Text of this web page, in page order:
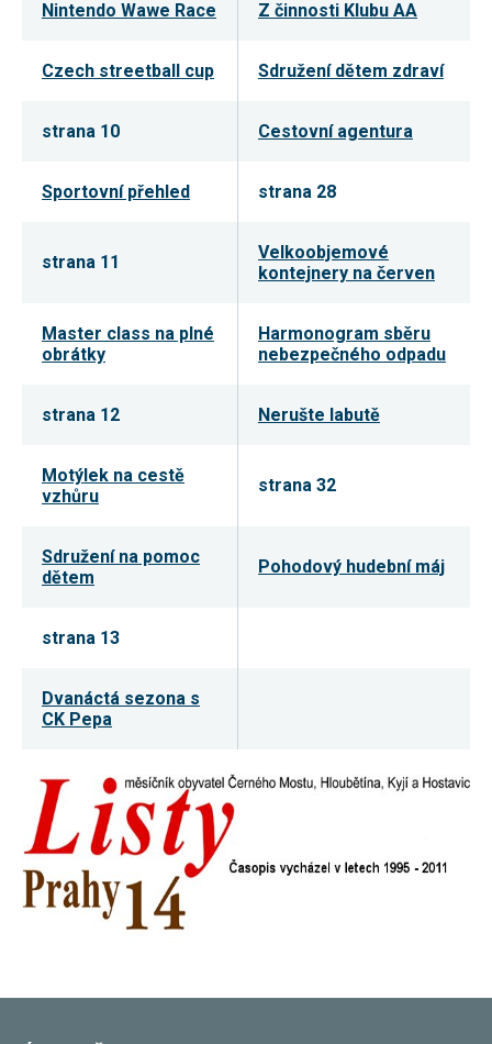
Nintendo Wawe Race Z činnosti Klubu AA
Czech streetball cup Sdružení dětem zdraví
strana 10 Cestovní agentura
Sportovní přehled strana 28
strana 11
Velkoobjemové
kontejnery na červen
Master class na plné
obrátky
Harmonogram sběru
nebezpečného odpadu
strana 12 Nerušte labutě
Motýlek na cestě
vzhůru
strana 32
Sdružení na pomoc
dětem
Pohodový hudební máj
strana 13
Dvanáctá sezona s
CK Pepa
Reklamní
používáme my
mohli zobrazit
vhodné obsahy
tak na stránkách
vytvářet profily
založené na Vašich
zájmech, tak zvané
těchto informací
není zpravidla
možná
osoby, protože jsou
nevyjádříte
přizpůsobených
Vašim zájmům.